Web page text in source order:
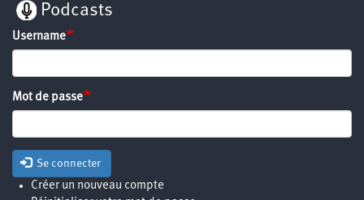
Podcasts
Username
Mot de passe
Se connecter
Créer un nouveau compte